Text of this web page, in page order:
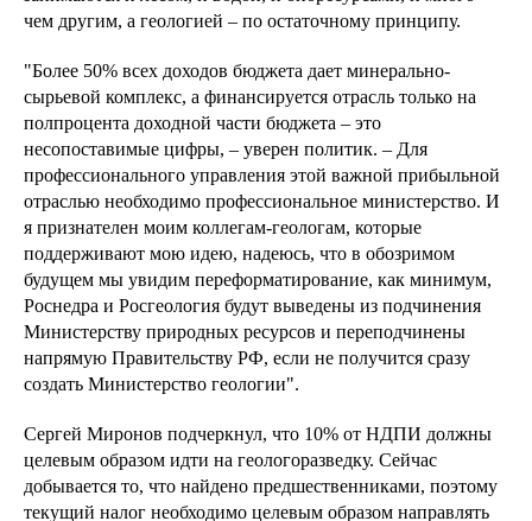
чем другим, а геологией – по остаточному принципу.
"Более 50% всех доходов бюджета дает минерально-
сырьевой комплекс, а финансируется отрасль только на
полпроцента доходной части бюджета – это
несопоставимые цифры, – уверен политик. – Для
профессионального управления этой важной прибыльной
отраслью необходимо профессиональное министерство. И
я признателен моим коллегам-геологам, которые
поддерживают мою идею, надеюсь, что в обозримом
будущем мы увидим переформатирование, как минимум,
Роснедра и Росгеология будут выведены из подчинения
Министерству природных ресурсов и переподчинены
напрямую Правительству РФ, если не получится сразу
создать Министерство геологии".
Сергей Миронов подчеркнул, что 10% от НДПИ должны
целевым образом идти на геологоразведку. Сейчас
добывается то, что найдено предшественниками, поэтому
текущий налог необходимо целевым образом направлять